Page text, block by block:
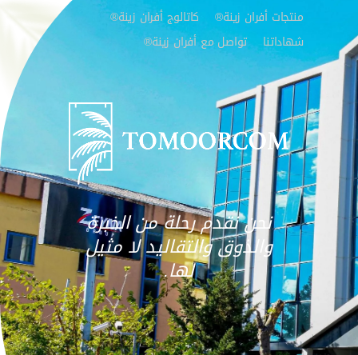
منتجات أفران زينة®
كاتالوج أفران زينة®
شهاداتنا
تواصل مع أفران زينة®
نحن نقدم رحلة من الخبرة
والذوق والتقاليد لا مثيل
لها.